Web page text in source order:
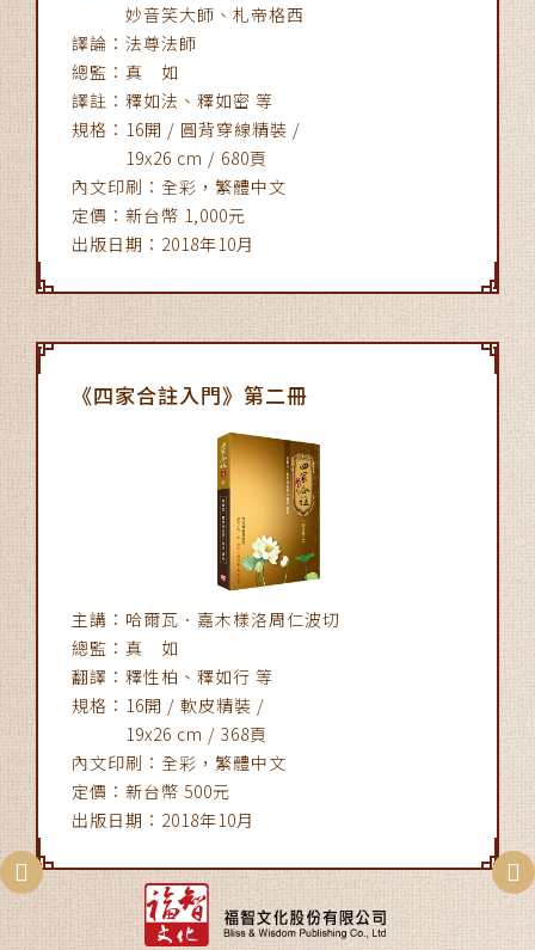
妙音笑大師、札帝格西
譯論：法尊法師
總監：真 如
譯註：釋如法、釋如密 等
規格：16開 / 圓背穿線精裝 /
19x26 cm / 680頁
內文印刷：全彩，繁體中文
定價：新台幣 1,000元
出版日期：2018年10月
《四家合註入門》第二冊
主講：哈爾瓦．嘉木樣洛周仁波切
總監：真 如
翻譯：釋性柏、釋如行 等
規格：16開 / 軟皮精裝 /
19x26 cm / 368頁
內文印刷：全彩，繁體中文
定價：新台幣 500元
出版日期：2018年10月